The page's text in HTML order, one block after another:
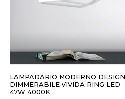
LAMPADARIO MODERNO DESIGN
DIMMERABILE VIVIDA RING LED
47W 4000K